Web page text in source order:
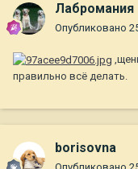
Лабромания
Опубликовано
правильно всё делать.
borisovna